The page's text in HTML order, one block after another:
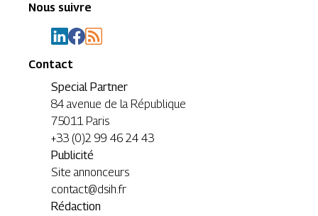
Nous suivre
Contact
Special Partner
84 avenue de la République
75011 Paris
+33 (0)2 99 46 24 43
Publicité
Site annonceurs
contact@dsih.fr
Rédaction